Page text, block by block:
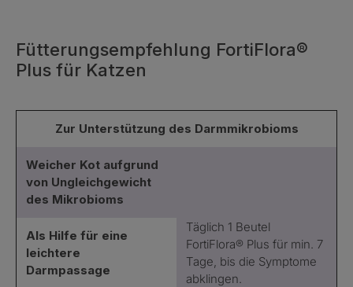
Fütterungsempfehlung FortiFlora®
Plus für Katzen
Zur Unterstützung des Darmmikrobioms
Weicher Kot aufgrund
von Ungleichgewicht
des Mikrobioms
Täglich 1 Beutel
FortiFlora® Plus für min. 7
Tage, bis die Symptome
abklingen.
Als Hilfe für eine
leichtere
Darmpassage